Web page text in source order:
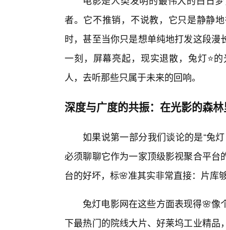
者。它不推销，不说教，它只是静静
时，甚至当你只是想单纯地打发这段
一刻，屏幕亮起，现实退散，兔灯⭐
人，去听那些只属于未来的回响。
深度与广度的共振：在光影的森
如果说第一部分我们谈论的是“兔
必须聊聊它作为一家顶级影视聚合平
台的好坏，标🌸准其实非常直接：片库
兔灯电影网在这些方面表现得🌸像
下最热门的院线大片、好莱坞工业精